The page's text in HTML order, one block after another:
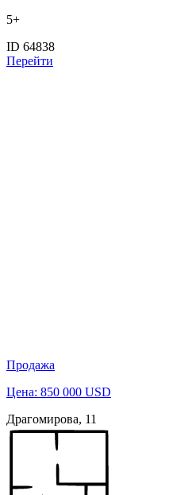
5+
ID 64838
Перейти
Продажа
Цена: 850 000 USD
Драгомирова, 11